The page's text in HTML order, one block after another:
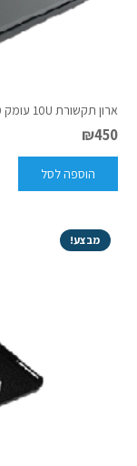
ארון תקשורת 10U עומק 50
₪450
הוספה לסל
מבצע!